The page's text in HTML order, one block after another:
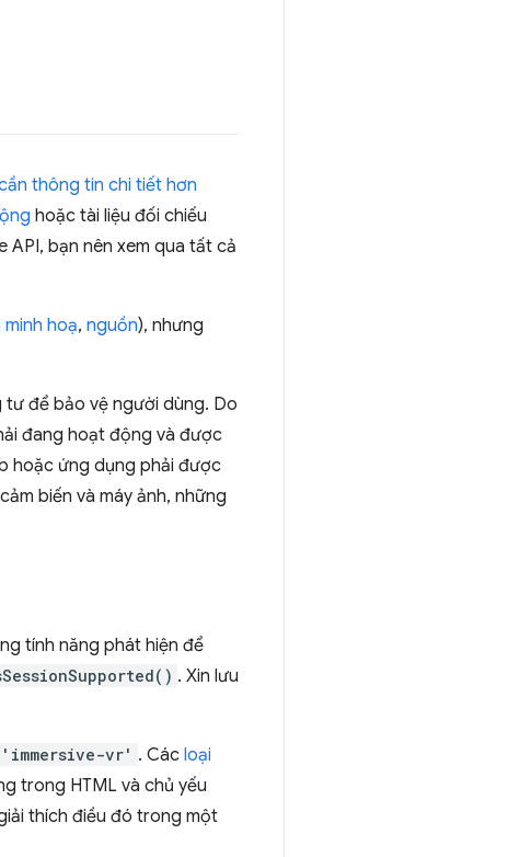
thông tin chi tiết hơn
hoặc tài liệu đối chiếu
API, bạn nên xem qua tất cả
minh hoạ, nguồn), nhưng
tư để bảo vệ người dùng. Do
đang hoạt động và được
hoặc ứng dụng phải được
biến và máy ảnh, những
tính năng phát hiện để
. Xin lưu
'immersive-vr' . Các loại
trong HTML và chủ yếu
thích điều đó trong một